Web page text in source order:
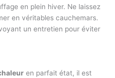
en plein hiver. Ne laissez
en véritables cauchemars.
un entretien pour éviter
en parfait état, il est